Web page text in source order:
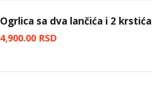
Ogrlica sa dva lančića i 2 krstića
4,900.00 RSD